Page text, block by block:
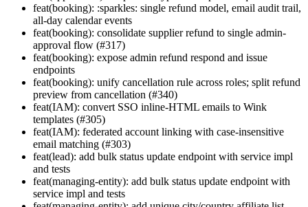
feat(booking): :sparkles: single refund model, email audit trail,
all-day calendar events
feat(booking): consolidate supplier refund to single admin-
approval flow (#317)
feat(booking): expose admin refund respond and issue
endpoints
feat(booking): unify cancellation rule across roles; split refund
preview from cancellation (#340)
feat(IAM): convert SSO inline-HTML emails to Wink
templates (#305)
feat(IAM): federated account linking with case-insensitive
email matching (#303)
feat(lead): add bulk status update endpoint with service impl
and tests
feat(managing-entity): add bulk status update endpoint with
service impl and tests